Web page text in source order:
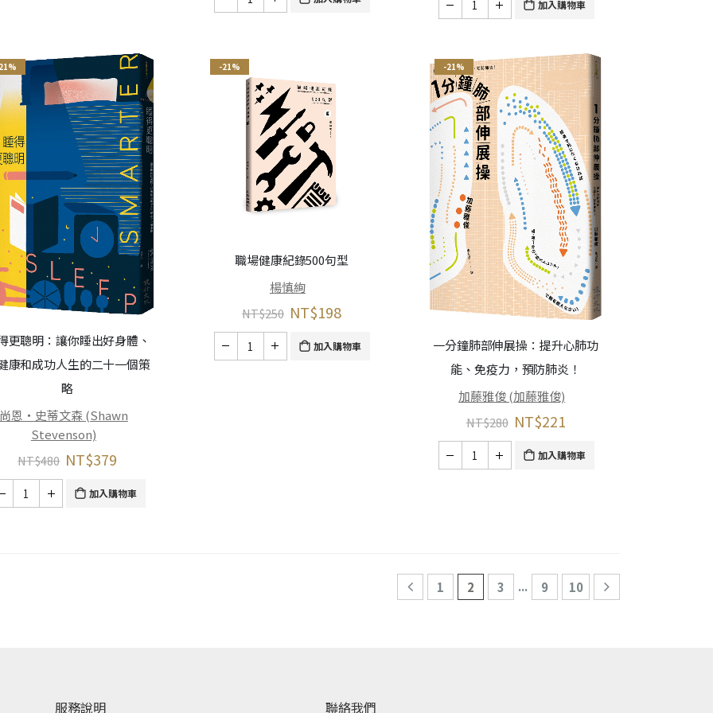
加入購物車
更聰明：讓你睡出好身體、
康和成功人生的二十一個策
略
恩・史蒂文森 (Shawn
Stevenson)
NT$480 NT$379
加入購物車
-21%
職場健康紀錄500句型
楊慎絢
NT$250 NT$198
加入購物車
-21%
一分鐘肺部伸展操：提升心肺功
能、免疫力，預防肺炎！
加藤雅俊 (加藤雅俊)
NT$280 NT$221
加入購物車
1 2 3 ... 9 10
服務說明 聯絡我們